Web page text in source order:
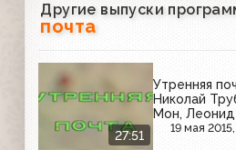
Другие выпуски
почта
27:51
Утренняя
Николай
Мон, Леонид
Салтыкова,
19 мая 2015,